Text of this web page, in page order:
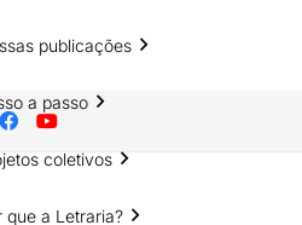
publicações
a passo
coletivos
que a Letraria?